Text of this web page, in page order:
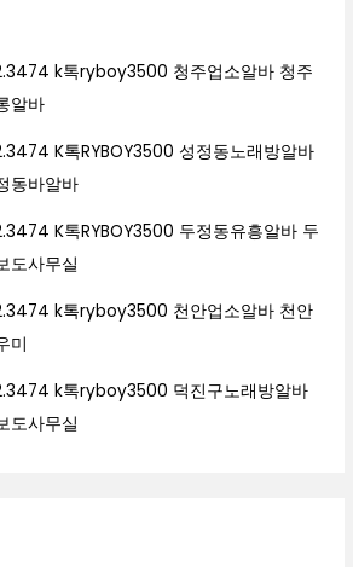
k톡ryboy3500 청주업소알바 청주
알바
K톡RYBOY3500 성정동노래방알바
동바알바
K톡RYBOY3500 두정동유흥알바 두
도사무실
k톡ryboy3500 천안업소알바 천안
미
k톡ryboy3500 덕진구노래방알바
도사무실